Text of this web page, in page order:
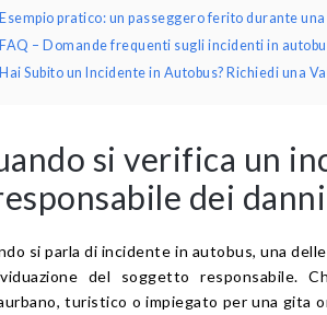
Esempio pratico: un passeggero ferito durante
FAQ – Domande frequenti sugli incidenti in
Hai Subito un Incidente in Autobus? Richiedi una
si verifica un
dei
si parla di incidente in autobus, una
del soggetto responsabile.
turistico o impiegato per una gita